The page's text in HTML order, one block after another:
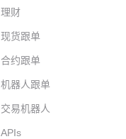
理财
现货跟单
合约跟单
机器人跟单
交易机器人
APIs